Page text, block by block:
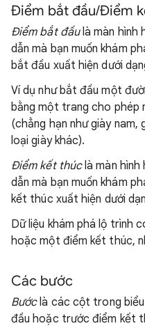
Điểm bắt đầu/Điểm
Điểm bắt đầulà màn hình
dẫn mà bạn muốn khám
bắt đầu xuất hiện dưới
Ví dụ như bắt đầu một
bằng một trang cho phép
(chẳng hạn như giày
loại giày khác).
Điểm kết thúclà màn hình
dẫn mà bạn muốn khám
kết thúc xuất hiện dưới
Dữ liệu khám phá lộ trình
hoặc một điểm kết thúc,
Các bước
Bướclà các cột trong biểu
đầu hoặc trước điểm kết